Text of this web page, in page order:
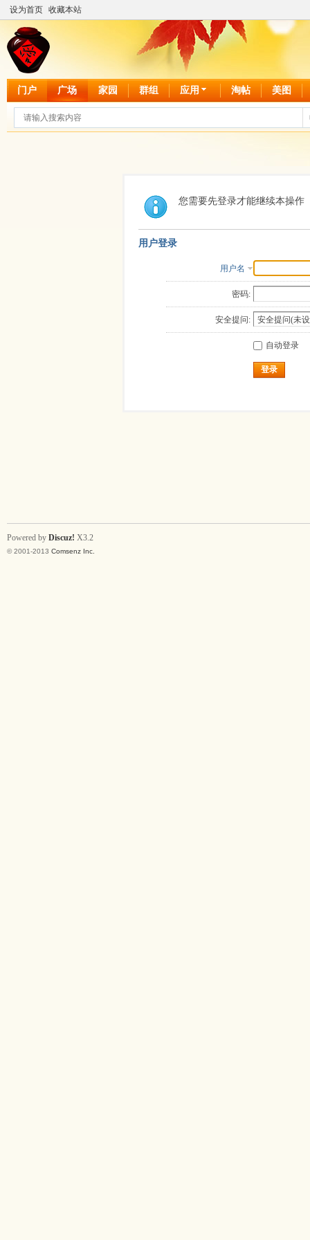
设为首页 收藏本站
门户 广场 家园 群组 应用 淘帖 美图
您需要先登录才能继续本操作
用户登录
用户名
密码:
安全提问:
自动登录
登录
Powered by Discuz! X3.2
© 2001-2013 Comsenz Inc.